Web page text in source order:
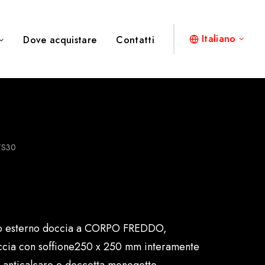
Dove acquistare Contatti Italiano
doccia a CORPO FREDDO,
con soffione250 x 250 mm interamente